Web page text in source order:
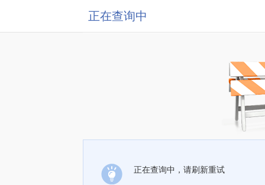
正在查询中
正在查询中，请刷新重试